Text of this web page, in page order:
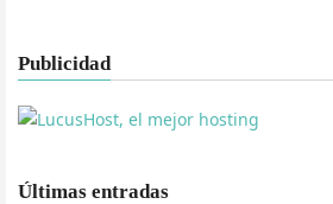
Publicidad
Últimas entradas